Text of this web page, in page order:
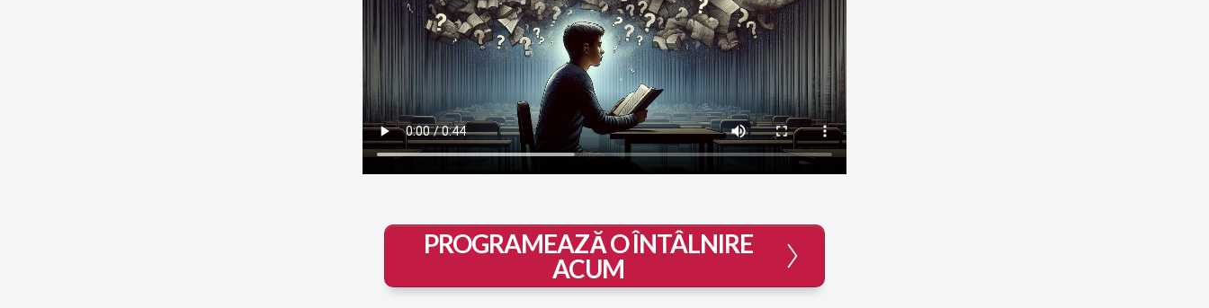
PROGRAMEAZĂ O ÎNTÂLNIRE
ACUM